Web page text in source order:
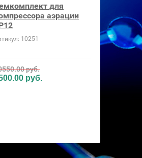
для
аэрации
10251
руб.
руб.